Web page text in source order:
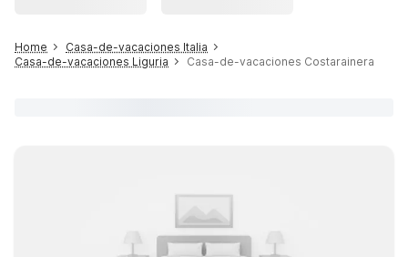
Home
Casa-de-vacaciones Italia
Casa-de-vacaciones Liguria
Casa-de-vacaciones Costarainera